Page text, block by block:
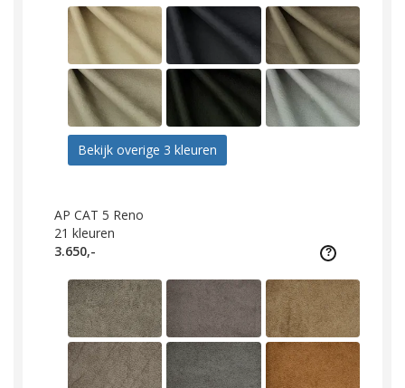
Bekijk overige 3 kleuren
AP CAT 5 Reno
21 kleuren
3.650,-